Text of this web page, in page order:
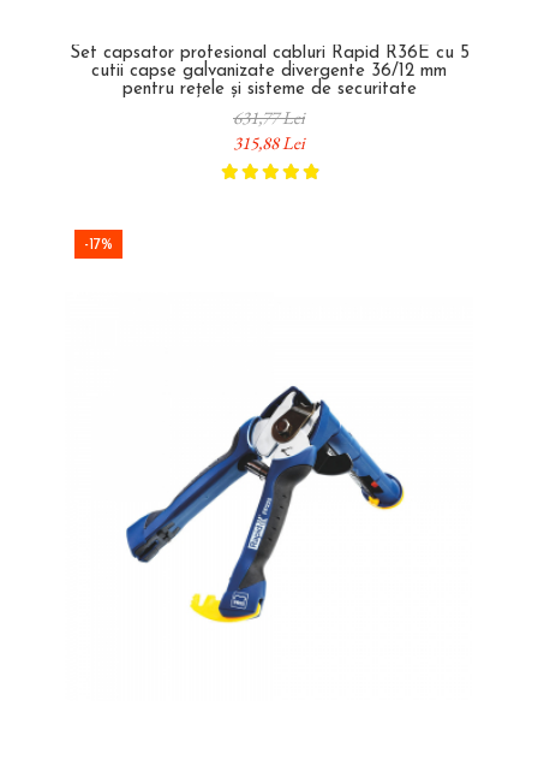
Set capsator profesional cabluri Rapid R36E cu 5
cutii capse galvanizate divergente 36/12 mm
pentru rețele și sisteme de securitate
631,77 Lei
315,88 Lei
-17%